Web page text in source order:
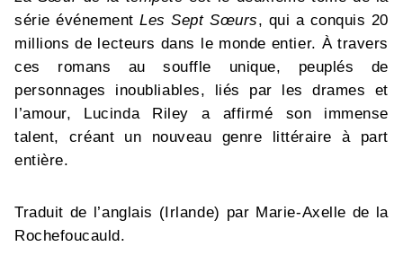
série événementLes Sept Sœurs, qui a conquis 20
millions de lecteurs dans le monde entier. À travers
ces romans au souffle unique, peuplés de
personnages inoubliables, liés par les drames et
l’amour, Lucinda Riley a affirmé son immense
talent, créant un nouveau genre littéraire à part
entière.
Traduit de l’anglais (Irlande) par Marie-Axelle de la
Rochefoucauld.